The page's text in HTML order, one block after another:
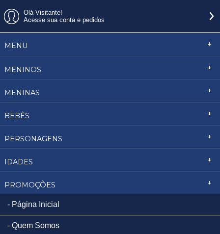
Olá Visitante!
Acesse sua conta e pedidos
MENU
MENINOS
MENINAS
BEBÊS
PERSONAGENS
IDADES
PROMOÇÕES
Página Inicial
Quem Somos